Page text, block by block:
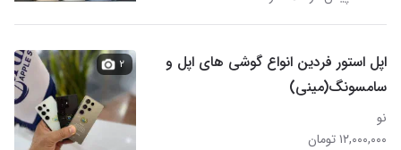
اپل استور فردین انواع گوشی های اپل و
سامسونگ(مینی)
نو
۱۲,۰۰۰,۰۰۰ تومان
۲